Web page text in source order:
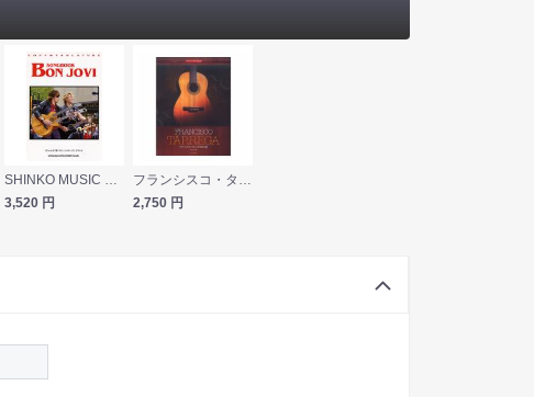
SHINKO MUSIC ボン・ジョヴィ・ソングブック
3,520 円
フランシスコ・タルレガ作品全集 ドレミ楽譜出版社
2,750 円